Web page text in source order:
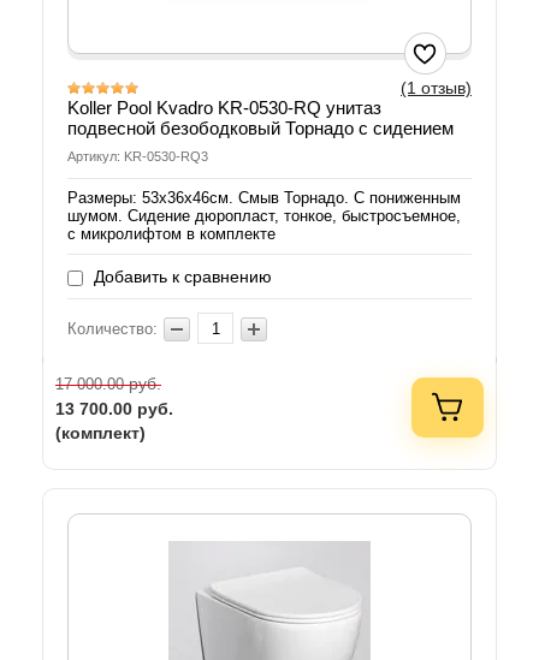
(1 отзыв)
Koller Pool Kvadro KR-0530-RQ унитаз
подвесной безободковый Торнадо с сидением
Артикул: KR-0530-RQ3
Размеры: 53х36х46см. Смыв Торнадо. С пониженным
шумом. Сидение дюропласт, тонкое, быстросъемное,
с микролифтом в комплекте
Добавить к сравнению
Количество:
17 000.00руб.
13 700.00 руб.
(комплект)